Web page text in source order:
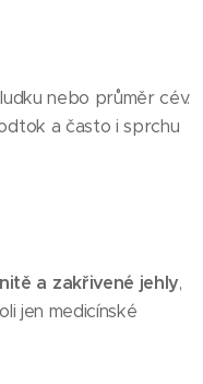
nebo průměr cév.
a často i sprchu
a zakřivené jehly,
jen medicínské